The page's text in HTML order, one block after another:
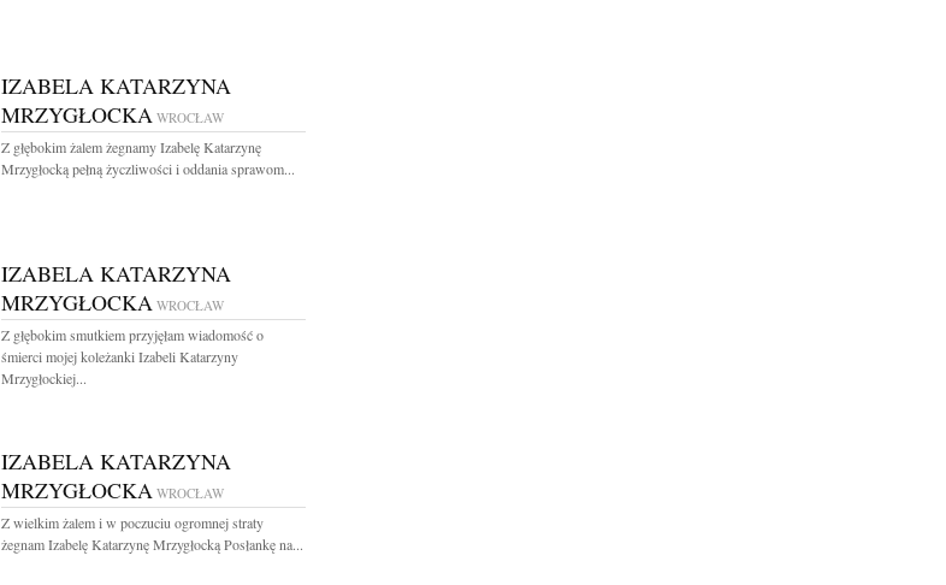
IZABELA KATARZYNA
MRZYGŁOCKA WROCŁAW
Z głębokim żalem żegnamy Izabelę Katarzynę
Mrzygłocką pełną życzliwości i oddania sprawom...
IZABELA KATARZYNA
MRZYGŁOCKA WROCŁAW
Z głębokim smutkiem przyjęłam wiadomość o
śmierci mojej koleżanki Izabeli Katarzyny
Mrzygłockiej...
IZABELA KATARZYNA
MRZYGŁOCKA WROCŁAW
Z wielkim żalem i w poczuciu ogromnej straty
żegnam Izabelę Katarzynę Mrzygłocką Posłankę na...